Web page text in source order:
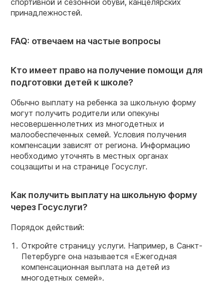
принадлежностей.
FAQ: отвечаем на частые вопросы
Кто имеет право на получение помощи для
подготовки детей к школе?
Обычно выплату на ребенка за школьную форму
могут получить родители или опекуны
несовершеннолетних из многодетных и
малообеспеченных семей. Условия получения
компенсации зависят от региона. Информацию
необходимо уточнять в местных органах
соцзащиты и на странице Госуслуг.
Как получить выплату на школьную форму
через Госуслуги?
Порядок действий:
Откройте страницу услуги. Например, в Санкт-
Петербурге она называется «Ежегодная
компенсационная выплата на детей из
многодетных семей».